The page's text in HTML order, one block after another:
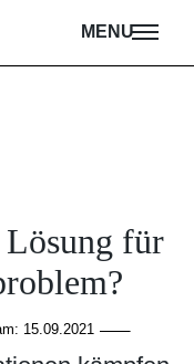
MENU
für
15.09.2021